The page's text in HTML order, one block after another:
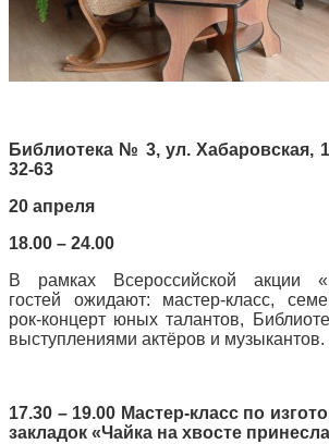
Библиотека № 3, ул. Хабаровская,
32-63
20 апреля
18.00 – 24.00
В рамках Всероссийской акции
гостей ожидают: мастер-класс,
рок-концерт юных талантов,
выступлениями актёров и музыкантов.
17.30 – 19.00 Мастер-класс по
закладок «Чайка на хвосте